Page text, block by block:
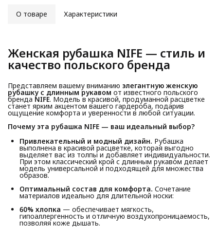
О товаре Характеристики
Женская рубашка NIFE — стиль и
качество польского бренда
Представляем вашему вниманию элегантную женскую
рубашку с длинным рукавом от известного польского
бренда NIFE. Модель в красивой, продуманной расцветке
станет ярким акцентом вашего гардероба, подарив
ощущение комфорта и уверенности в любой ситуации.
Почему эта рубашка NIFE — ваш идеальный выбор?
Привлекательный и модный дизайн. Рубашка
выполнена в красивой расцветке, которая выгодно
выделяет вас из толпы и добавляет индивидуальности.
При этом классический крой с длинным рукавом делает
модель универсальной и подходящей для множества
образов.
Оптимальный состав для комфорта. Сочетание
материалов идеально для длительной носки:
60% хлопка — обеспечивает мягкость,
гипоаллергенность и отличную воздухопроницаемость,
позволяя коже дышать.